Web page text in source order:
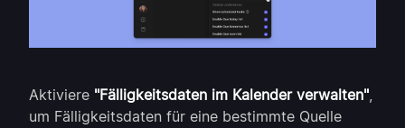
Aktiviere "Fälligkeitsdaten im Kalender verwalten",
um Fälligkeitsdaten für eine bestimmte Quelle